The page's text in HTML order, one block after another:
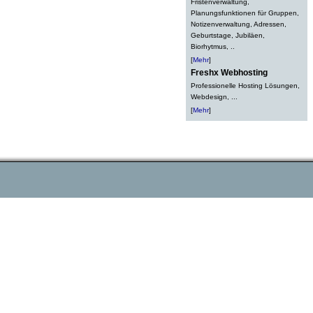
Fristenverwaltung,
Planungsfunktionen für Gruppen,
Notizenverwaltung, Adressen,
Geburtstage, Jubiläen,
Biorhytmus, ..
[Mehr]
Freshx Webhosting
Professionelle Hosting Lösungen,
Webdesign, ...
[Mehr]